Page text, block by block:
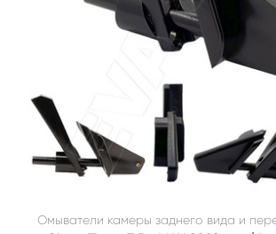
Омыватели камеры заднего вида и